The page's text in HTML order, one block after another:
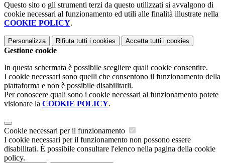
Questo sito o gli strumenti terzi da questo utilizzati si avvalgono di
cookie necessari al funzionamento ed utili alle finalità illustrate nella
COOKIE POLICY.
Personalizza Rifiuta tutti i cookies Accetta tutti i cookies
Gestione cookie
In questa schermata è possibile scegliere quali cookie consentire.
I cookie necessari sono quelli che consentono il funzionamento della
piattaforma e non è possibile disabilitarli.
Per conoscere quali sono i cookie necessari al funzionamento potete
visionare la COOKIE POLICY.
Cookie necessari per il funzionamento
I cookie necessari per il funzionamento non possono essere
disabilitati. È possibile consultare l'elenco nella pagina della cookie
policy.